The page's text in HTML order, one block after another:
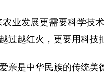
农业发展更需要科学技
过越红火，更要用科技
亲是中华民族的传统美